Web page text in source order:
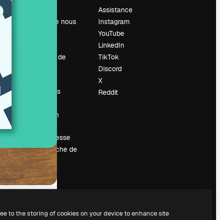
À propos de nous
Tendances de
Événements
Vendre mon
Salle de presse
À la recherche de
magnific.ai
Assistance
Instagram
YouTube
LinkedIn
TikTok
Discord
X
Reddit
to the storing of cookies on your device to enhance site